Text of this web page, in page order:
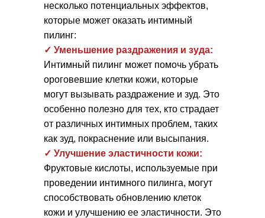
несколько потенциальных эффектов,
которые может оказать интимный
пилинг:
✓ Уменьшение раздражения и зуда:
Интимный пилинг может помочь убрать
ороговевшие клетки кожи, которые
могут вызывать раздражение и зуд. Это
особенно полезно для тех, кто страдает
от различных интимных проблем, таких
как зуд, покраснение или высыпания.
✓ Улучшение эластичности кожи:
Фруктовые кислоты, используемые при
проведении интимного пилинга, могут
способствовать обновлению клеток
кожи и улучшению ее эластичности. Это